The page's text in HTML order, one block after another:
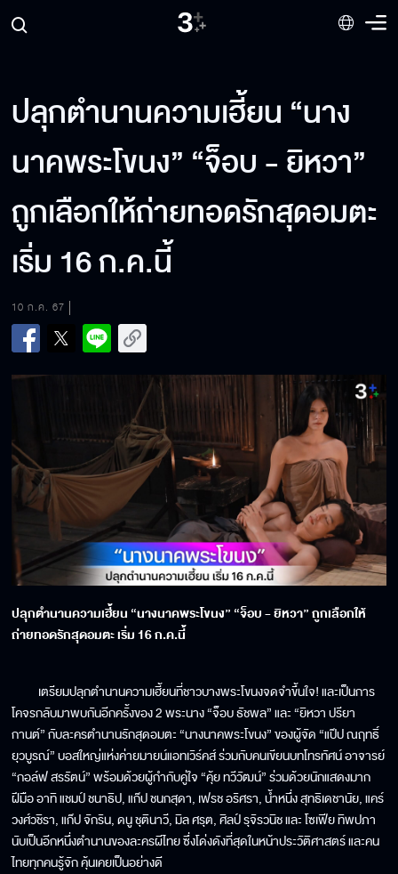
ปลุกตำนานความเฮี้ยน “นาง
นาคพระโขนง” “จ็อบ - ยิหวา”
ถูกเลือกให้ถ่ายทอดรักสุดอมตะ
เริ่ม 16 ก.ค.นี้
10 ก.ค. 67
ปลุกตำนานความเฮี้ยน “นางนาคพระโขนง” “จ็อบ - ยิหวา” ถูกเลือกให้
ถ่ายทอดรักสุดอมตะ เริ่ม 16 ก.ค.นี้
เตรียมปลุกตำนานความเฮี้ยนที่ชาวบางพระโขนงจดจำขึ้นใจ! และเป็นการ
โคจรกลับมาพบกันอีกครั้งของ 2 พระนาง “จ็อบ ธัชพล” และ “ยิหวา ปรียา
กานต์” กับละครตำนานรักสุดอมตะ “นางนาคพระโขนง” ของผู้จัด “แป๊ป ณฤทธิ์
ยุวบูรณ์” บอสใหญ่แห่งค่ายมายน์แอทเวิร์คส์ ร่วมกับคนเขียนบทโทรทัศน์ อาจารย์
“กอล์ฟ สรรัตน์” พร้อมด้วยผู้กำกับคู่ใจ “คุ้ย ทวีวัฒน์” ร่วมด้วยนักแสดงมาก
ฝีมือ อาทิ แชมป์ ชนาธิป, แก๊ป ชนกสุดา, เฟรช อริศรา, น้ำหนึ่ง สุทธิเดชานัย, แคร์
วงศ์วชิรา, แก๊ป จักริน, ดนู ชุตินาวี, มิล ศรุต, ศิลป์ รุจิรวนิช และ โซเฟีย ทิพปภา
นับเป็นอีกหนึ่งตำนานของละครผีไทย ซึ่งโด่งดังที่สุดในหน้าประวัติศาสตร์ และคน
ไทยทุกคนรู้จัก คุ้นเคยเป็นอย่างดี